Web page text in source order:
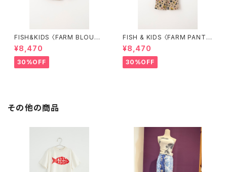
FISH&KIDS 〈FARM BLOUS
E〉
¥8,470
30%OFF
FISH & KIDS 〈FARM PANT
S〉
¥8,470
30%OFF
その他の商品